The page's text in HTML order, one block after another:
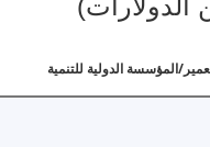
المؤسسة الدولية للتنمية